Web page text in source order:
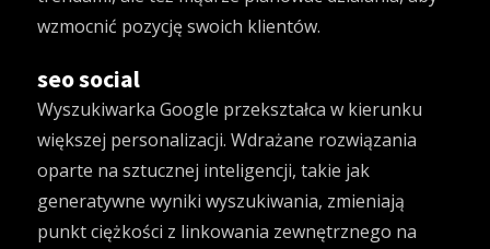
wzmocnić pozycję swoich klientów.
seo social
Wyszukiwarka Google przekształca w kierunku
większej personalizacji. Wdrażane rozwiązania
oparte na sztucznej inteligencji, takie jak
generatywne wyniki wyszukiwania, zmieniają
punkt ciężkości z linkowania zewnętrznego na